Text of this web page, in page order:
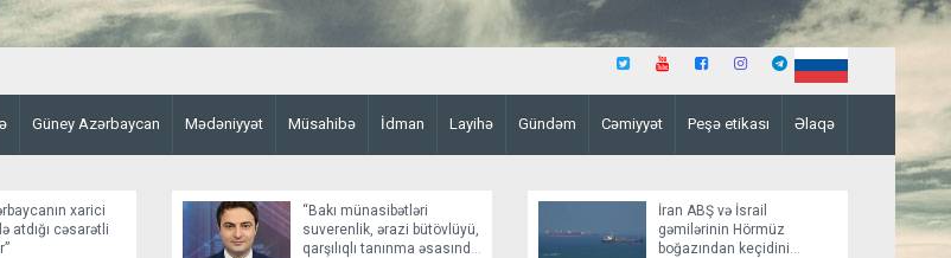
Güney Azərbaycan Mədəniyyət Müsahibə İdman Layihə Gündəm Cəmiyyət Peşə etikası Əlaqə
xarici
atdığı cəsarətli
“Bakı münasibətləri
suverenlik, ərazi bütövlüyü,
qarşılıqlı tanınma əsasında
İran ABŞ və İsrail
gəmilərinin Hörmüz
boğazından keçidini